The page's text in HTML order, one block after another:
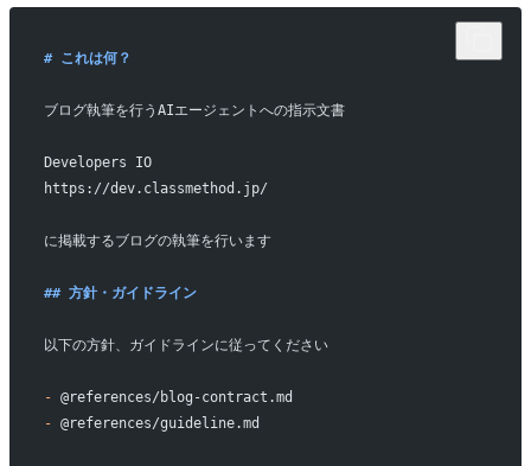
# これは何？
ブログ執筆を行うAIエージェントへの指示文書
Developers IO
https://dev.classmethod.jp/
に掲載するブログの執筆を行います
## 方針・ガイドライン
以下の方針、ガイドラインに従ってください
- @references/blog-contract.md
- @references/guideline.md